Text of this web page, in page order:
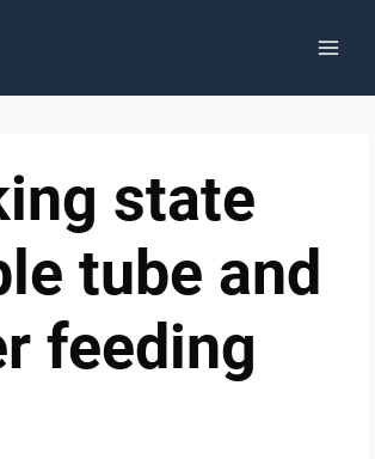
state
tube and
feeding